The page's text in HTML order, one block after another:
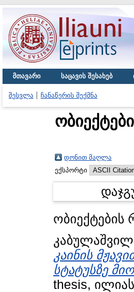
მთავარი საცავის შესახებ
შესვლა ჩანაწერის შექმნა
დონით მაღლა
ექსპორტი
ობიექტების
კაინის
სტატუსზე
thesis,